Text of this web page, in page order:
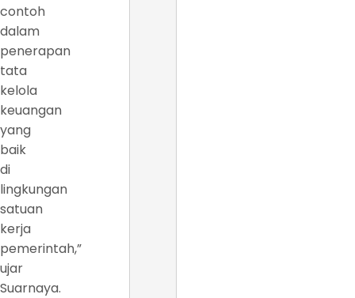
contoh
dalam
penerapan
tata
kelola
keuangan
yang
baik
di
lingkungan
satuan
kerja
pemerintah,”
ujar
Suarnaya.